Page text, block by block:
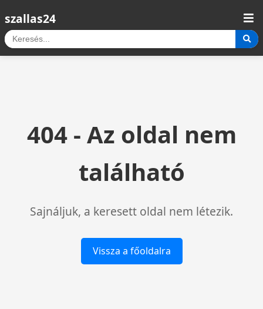
szallas24
404 - Az oldal nem
található
Sajnáljuk, a keresett oldal nem létezik.
Vissza a főoldalra